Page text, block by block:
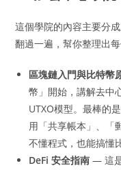
這個學院的內容主要分
翻過一遍，幫你整理出每
區塊鏈入門與比特幣
幣」開始，講解去中
UTXO模型。最棒的
用「共享帳本」、「
不懂程式，也能搞懂
DeFi 安全指南 — 這